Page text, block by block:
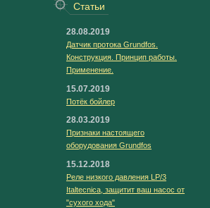
Статьи
28.08.2019
Датчик протока Grundfos.
Конструкция. Принцип работы.
Применение.
15.07.2019
Потёк бойлер
28.03.2019
Признаки настоящего
оборудования Grundfos
15.12.2018
Реле низкого давления LP/3
Italtecnica, защитит ваш насос от
"сухого хода"